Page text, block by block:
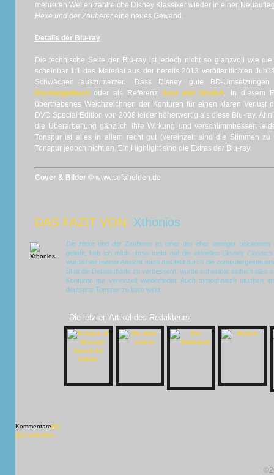
mehreren Wellen zahlreiche Disney Klassiker wieder in einer
Hexe und der Zauberereine neues Gewand.
Details der Blu-ray
Die technische Seite der Blu-ray ist jedoch nicht so glanzvoll wie
scheinbar 1:1 das Material aus der bereits 2013 veröffentlichten
Schwächen auszumerzen. Dass Disney gute BD-
Dschungelbuchoder als ReferenzSusi und Strolch. In diesem
übertriebenes Weichzeichnen der Konturen für einen klaren Verlust
DVD Special Edition von 2008 leider höherwertig als diese Blu-ray.
die Überarbeitung gänzlich ihre Wirkung und verschlimmbessert
Tonspur ist alles in allem recht gut (vereinzelt sind die Stimmen
Tonspur jedoch nicht an. Ein Highlight sind die Extras der Blu-ray.
Cover & Bilder © www.sofahelden.de
DAS FAZIT VON: Xthonios
Die Hexe und der Zaubererist einer der eher weniger bekannten
geliebt, hab ich mich umso mehr auf die aktuellen Disney
wurde hier meiner Ansicht nach das Bild durch die
Statt die Detailschärfe zu verbessern, wurde scheinbar einfach alles
Konturen nur vereinzelt wiederfindet. Auch tontechnisch tauchen
deutsche Tonspur zu leise wirkt.
Die letzten Artikel des Redakteurs:
Kommentare[X]
[X] schließen